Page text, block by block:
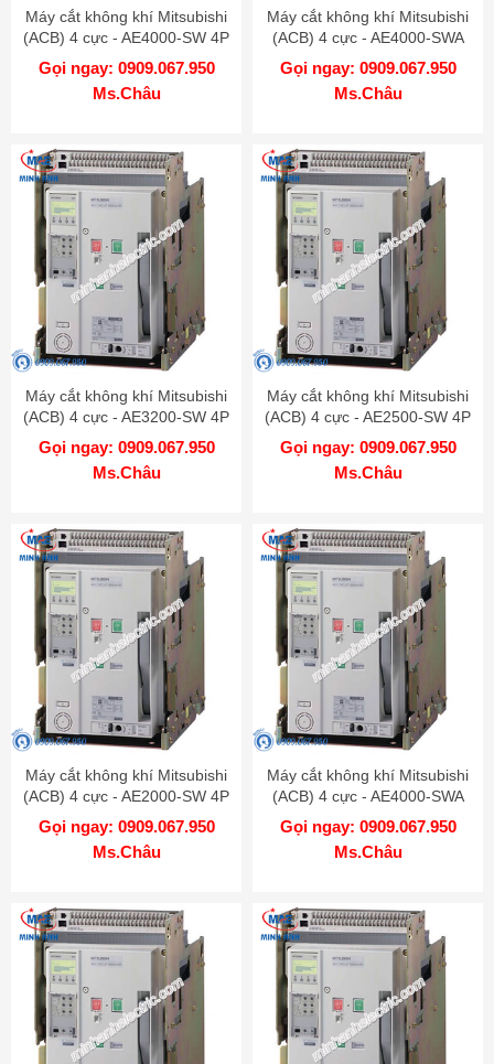
Máy cắt không khí Mitsubishi
(ACB) 4 cực - AE4000-SW 4P
4000A 130kA DR
Gọi ngay: 0909.067.950
Ms.Châu
Máy cắt không khí Mitsubishi
(ACB) 4 cực - AE4000-SWA
4P 4000A 100kA DR
Gọi ngay: 0909.067.950
Ms.Châu
Máy cắt không khí Mitsubishi
(ACB) 4 cực - AE3200-SW 4P
3200A 100kA DR
Gọi ngay: 0909.067.950
Ms.Châu
Máy cắt không khí Mitsubishi
(ACB) 4 cực - AE2500-SW 4P
2500A 100kA DR
Gọi ngay: 0909.067.950
Ms.Châu
Máy cắt không khí Mitsubishi
(ACB) 4 cực - AE2000-SW 4P
2000A 100kA DR
Gọi ngay: 0909.067.950
Ms.Châu
Máy cắt không khí Mitsubishi
(ACB) 4 cực - AE4000-SWA
4P 4000A 85kA DR
Gọi ngay: 0909.067.950
Ms.Châu